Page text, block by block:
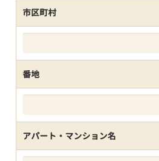
市区町村
番地
アパート・マンション名